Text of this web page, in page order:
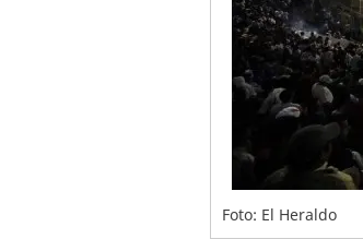
Foto: El Heraldo